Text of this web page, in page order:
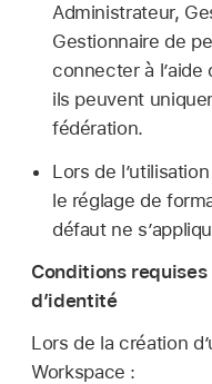
Administrateur,
Gestionnaire de
connecter à
ils peuvent
fédération.
Lors de
le réglage de
défaut ne
Conditions
d’identité
Lors de la création
Workspace :